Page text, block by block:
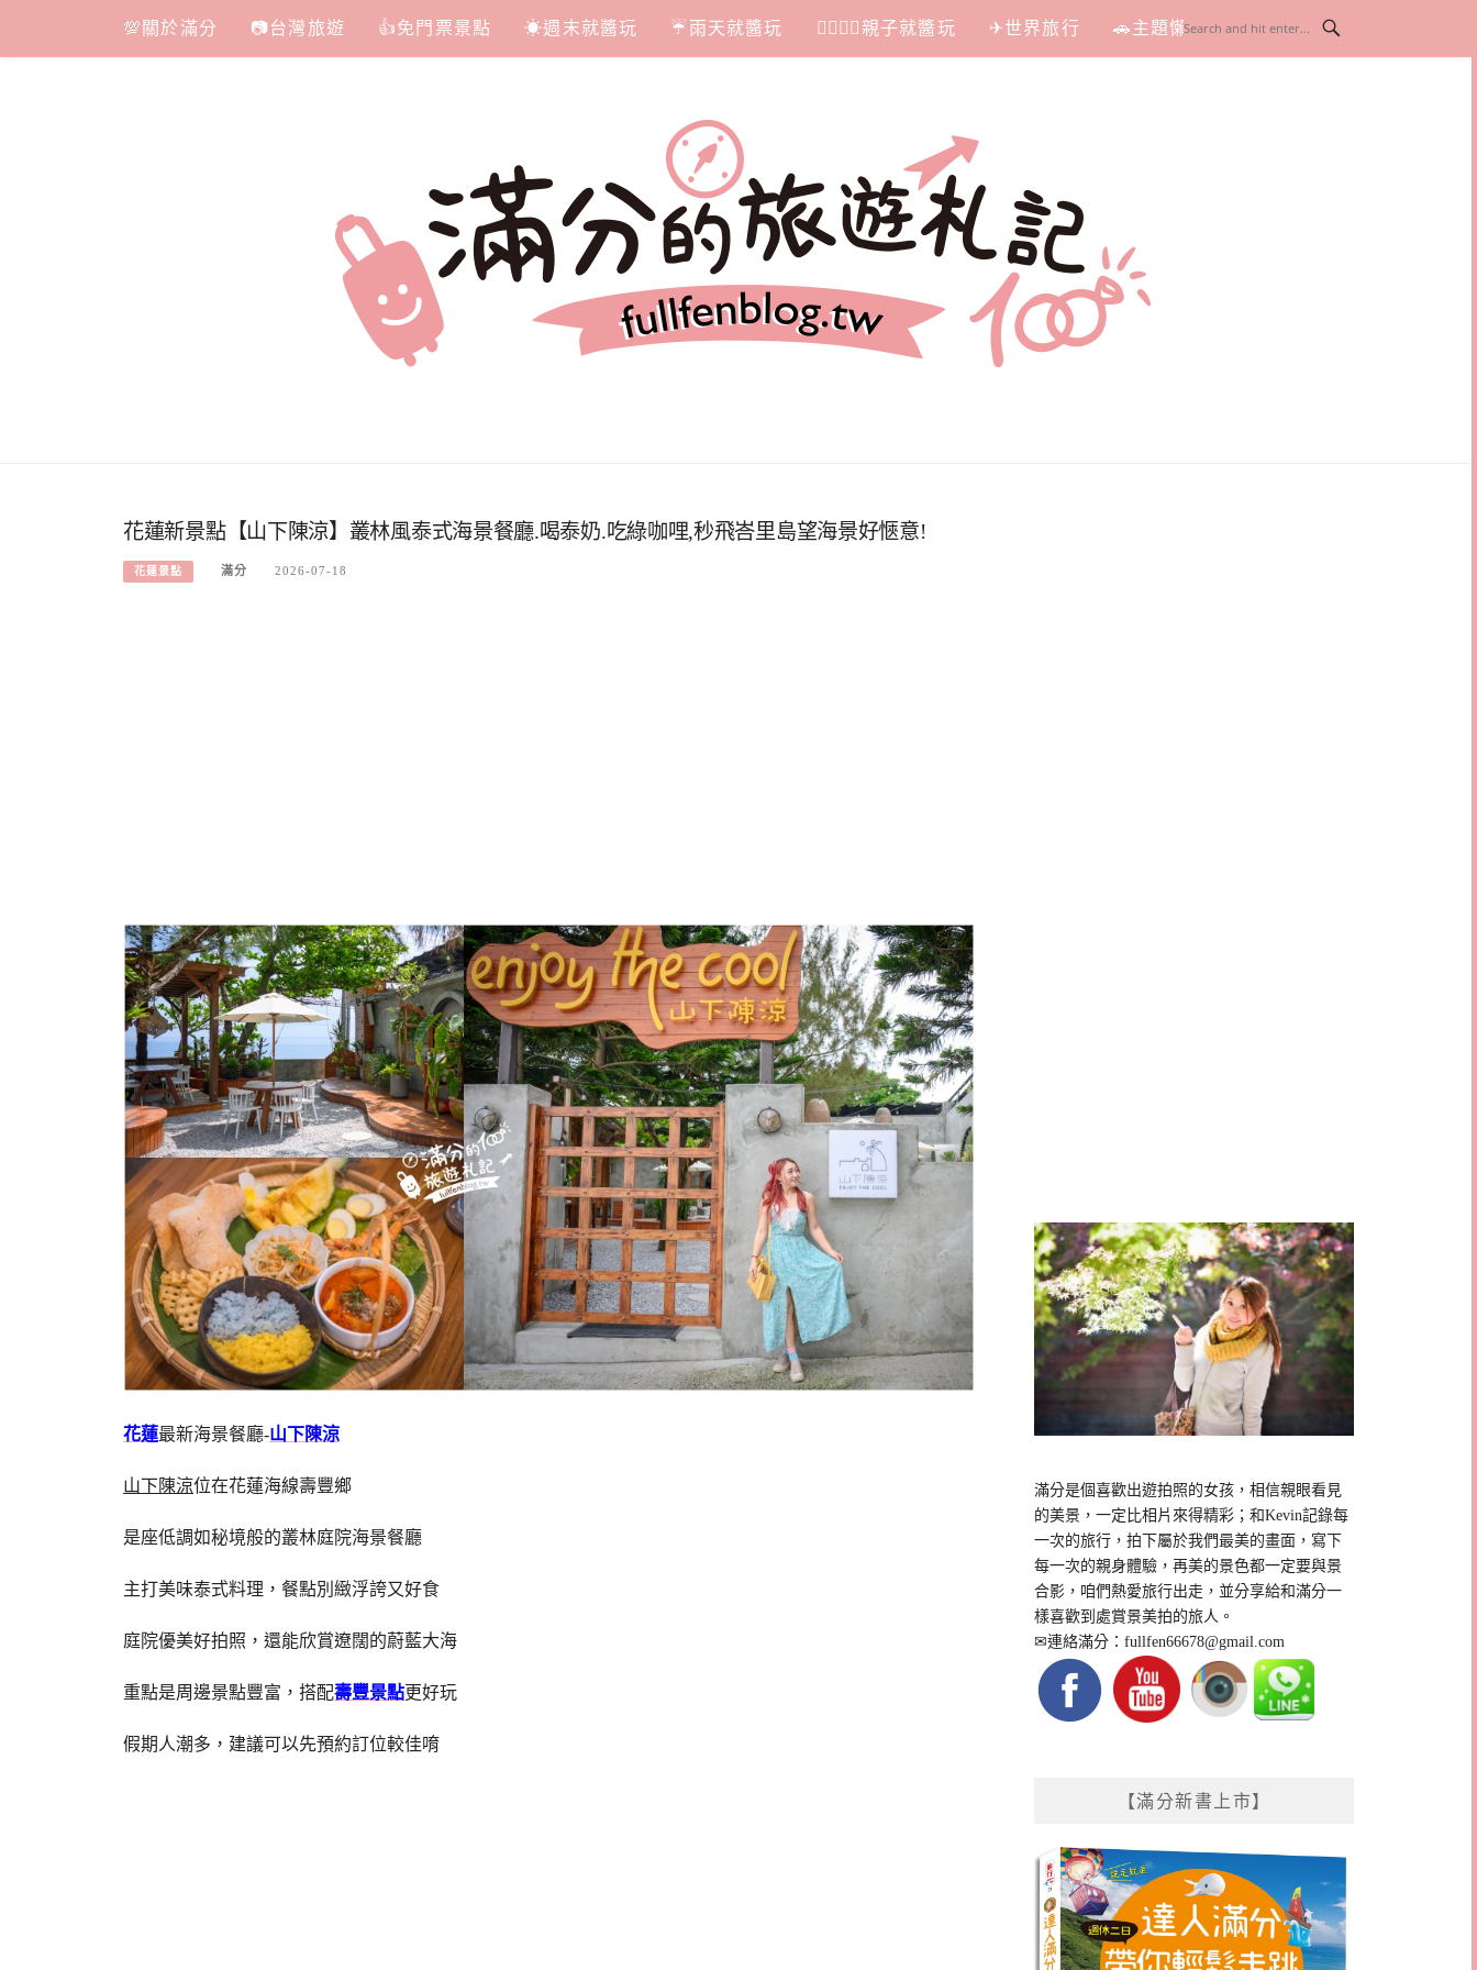
content
💯關於滿分 📷台灣旅遊 👍免門票景點 ☀週末就醬玩 ☔雨天就醬玩 👩‍❤‍💋‍👨親子就醬玩 ✈世界旅行 🚗主題懶人包
花蓮新景點【山下陳涼】叢林風泰式海景餐廳.喝泰奶.吃綠咖哩,秒飛峇里島望海景好愜意!
花蓮景點 滿分 2026-07-18
花蓮最新海景餐廳-山下陳涼
山下陳涼位在花蓮海線壽豐鄉
是座低調如秘境般的叢林庭院海景餐廳
主打美味泰式料理，餐點別緻浮誇又好食
庭院優美好拍照，還能欣賞遼闊的蔚藍大海
重點是周邊景點豐富，搭配壽豐景點更好玩
假期人潮多，建議可以先預約訂位較佳唷
滿分是個喜歡出遊拍照的女孩，相信親眼看見
的美景，一定比相片來得精彩；和Kevin記錄每
一次的旅行，拍下屬於我們最美的畫面，寫下
每一次的親身體驗，再美的景色都一定要與景
合影，咱們熱愛旅行出走，並分享給和滿分一
樣喜歡到處賞景美拍的旅人。
✉連絡滿分：fullfen66678@gmail.com
【滿分新書上市】